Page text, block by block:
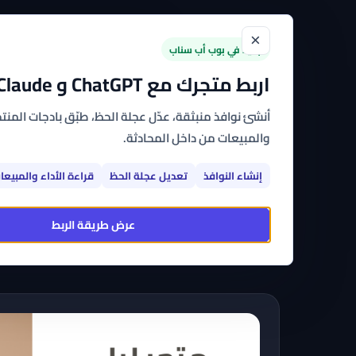
×
جديد في بوب أب سناب
اربط متجرك مع ChatGPT و Claude
أنشئ نوافذ منبثقة، عدّل عجلة الحظ، طبّق بادجات
والمبيعات من داخل المحادثة.
إنشاء النوافذ تعديل عجلة الحظ قراءة الأداء
عرض طريقة الربط